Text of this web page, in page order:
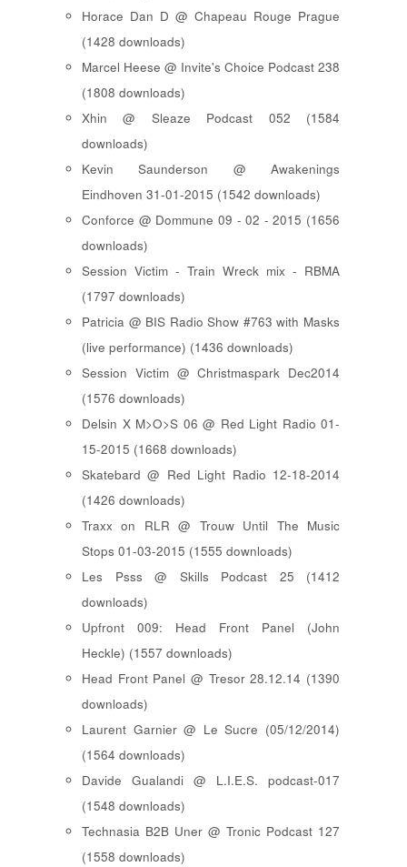
Horace Dan D @ Chapeau Rouge Prague
(1428 downloads)
Marcel Heese @ Invite's Choice Podcast 238
(1808 downloads)
Xhin @ Sleaze Podcast 052 (1584
downloads)
Kevin Saunderson @ Awakenings
Eindhoven 31-01-2015 (1542 downloads)
Conforce @ Dommune 09 - 02 - 2015 (1656
downloads)
Session Victim - Train Wreck mix - RBMA
(1797 downloads)
Patricia @ BIS Radio Show #763 with Masks
(live performance) (1436 downloads)
Session Victim @ Christmaspark Dec2014
(1576 downloads)
Delsin X M>O>S 06 @ Red Light Radio 01-
15-2015 (1668 downloads)
Skatebard @ Red Light Radio 12-18-2014
(1426 downloads)
Traxx on RLR @ Trouw Until The Music
Stops 01-03-2015 (1555 downloads)
Les Psss @ Skills Podcast 25 (1412
downloads)
Upfront 009: Head Front Panel (John
Heckle) (1557 downloads)
Head Front Panel @ Tresor 28.12.14 (1390
downloads)
Laurent Garnier @ Le Sucre (05/12/2014)
(1564 downloads)
Davide Gualandi @ L.I.E.S. podcast-017
(1548 downloads)
Technasia B2B Uner @ Tronic Podcast 127
(1558 downloads)